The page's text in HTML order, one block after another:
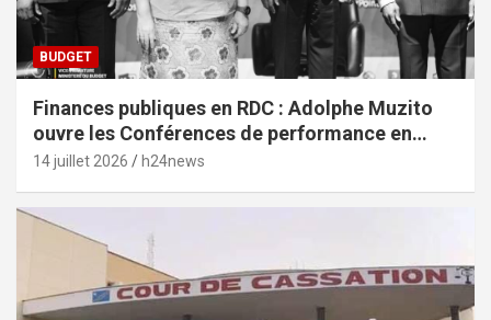
BUDGET
Finances publiques en RDC : Adolphe Muzito
ouvre les Conférences de performance en
prélude au budget-programme de 2028
14 juillet 2026 h24news